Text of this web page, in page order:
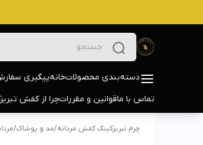
دسته‌بندی محصولاتخانهپیگیری
تماس با ماقوانین و مقرراتچرا از کفش
چرم تبریزکینگ کفش مردانه/مد و پوشاک/